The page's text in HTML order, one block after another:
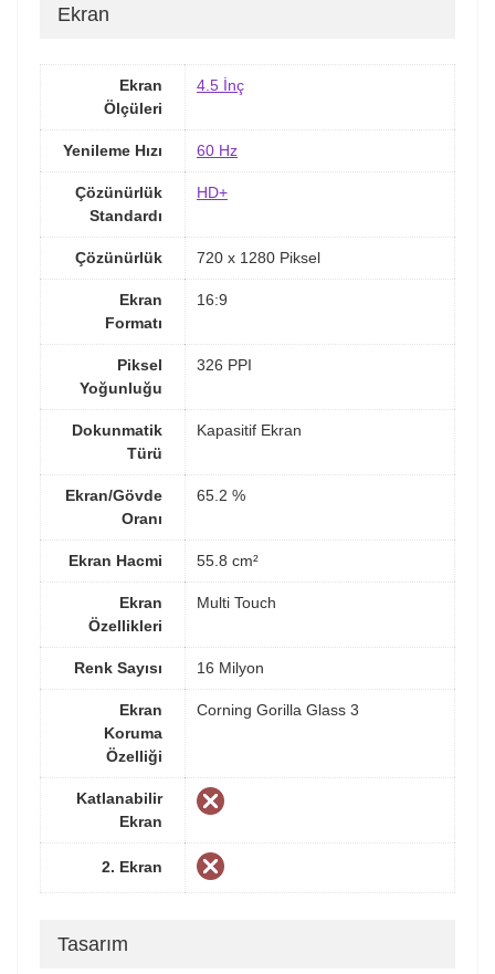
Ekran
Ekran
Ölçüleri
4.5 İnç
Yenileme Hızı 60 Hz
Çözünürlük
Standardı
HD+
Çözünürlük 720 x 1280 Piksel
Ekran
Formatı
16:9
Piksel
Yoğunluğu
326 PPI
Dokunmatik
Türü
Kapasitif Ekran
Ekran/Gövde
Oranı
65.2 %
Ekran Hacmi 55.8 cm²
Ekran
Özellikleri
Multi Touch
Renk Sayısı 16 Milyon
Ekran
Koruma
Özelliği
Corning Gorilla Glass 3
Katlanabilir
Ekran
2. Ekran
Tasarım